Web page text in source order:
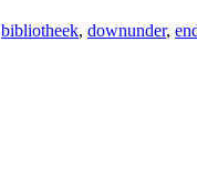
bibliotheek, downunder,